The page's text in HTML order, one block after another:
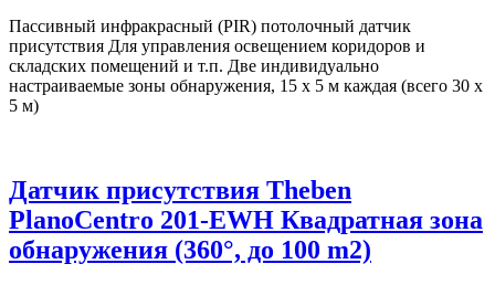
Пассивный инфракрасный (PIR) потолочный датчик
присутствия Для управления освещением коридоров и
складских помещений и т.п. Две индивидуально
настраиваемые зоны обнаружения, 15 х 5 м каждая (всего 30 х
5 м)
Датчик присутствия Theben
PlanoCentro 201-EWH Квадратная зона
обнаружения (360°, до 100 m2)